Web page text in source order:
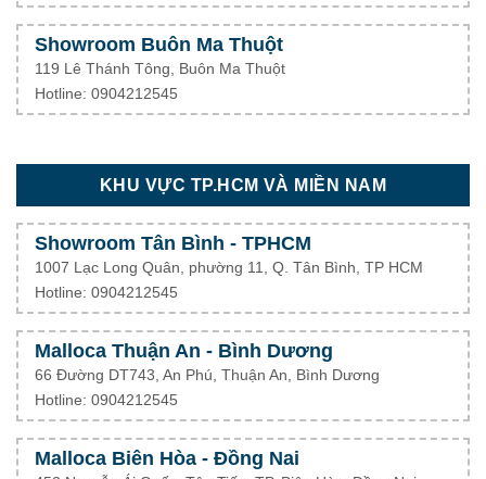
Showroom Buôn Ma Thuột
119 Lê Thánh Tông, Buôn Ma Thuột
Hotline: 0904212545
KHU VỰC TP.HCM VÀ MIỀN NAM
Showroom Tân Bình - TPHCM
1007 Lạc Long Quân, phường 11, Q. Tân Bình, TP HCM
Hotline: 0904212545
Malloca Thuận An - Bình Dương
66 Đường DT743, An Phú, Thuận An, Bình Dương
Hotline: 0904212545
Malloca Biên Hòa - Đồng Nai